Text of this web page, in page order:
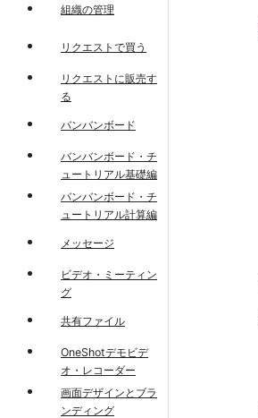
組織の管理
リクエストで買う
リクエストに販売す
る
バンバンボード
バンバンボード・チ
ュートリアル基礎編
バンバンボード・チ
ュートリアル計算編
メッセージ
ビデオ・ミーティン
グ
共有ファイル
OneShotデモビデ
オ・レコーダー
画面デザインとブラ
ンディング